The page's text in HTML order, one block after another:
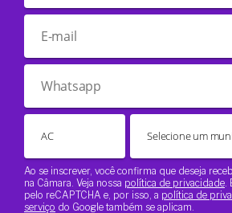
Ao se inscrever, você confirma que deseja
na Câmara. Veja nossa política de privacidade
pelo reCAPTCHA e, por isso, a política de
serviço do Google também se aplicam.